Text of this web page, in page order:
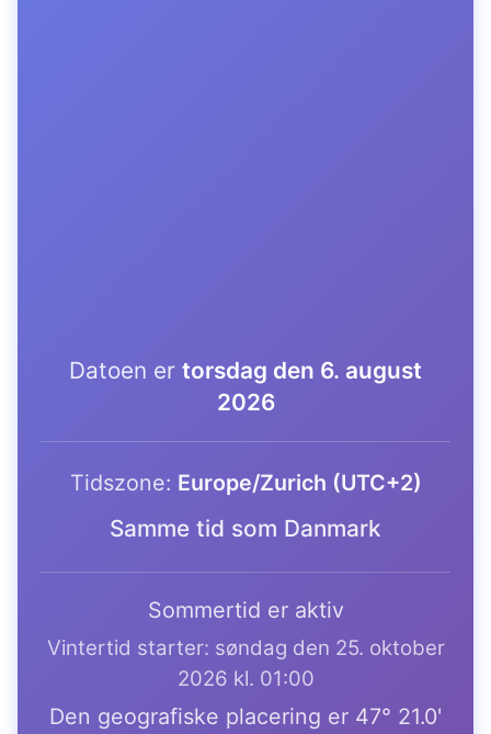
Datoen er torsdag den 6. august
2026
Tidszone: Europe/Zurich (UTC+2)
Samme tid som Danmark
Sommertid er aktiv
Vintertid starter: søndag den 25. oktober
2026 kl. 01:00
Den geografiske placering er 47° 21.0'